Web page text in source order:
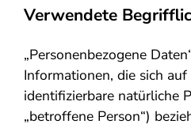
Verwendete
„Personenbezogene
Informationen, die sich
identifizierbare natürliche
„betroffene Person“)